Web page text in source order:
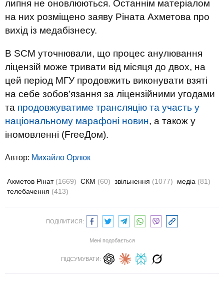
липня не оновлюються. Останнім матеріалом
на них розміщено заяву Ріната Ахметова про
вихід із медабізнесу.
В SCM уточнювали, що процес анулювання
ліцензій може тривати від місяця до двох, на
цей період МГУ продовжить виконувати взяті
на себе зобов’язання за ліцензійними угодами
та продовжуватиме трансляцію та участь у
національному марафоні новин, а також у
іномовленні (FreeДом).
Автор: Михайло Орлюк
Ахметов Рінат (1669) СКМ (60) звільнення (1077) медіа (81)
телебачення (413)
ПОДІЛИТИСЯ:
Мені подобається
ПІДСУМУВАТИ: